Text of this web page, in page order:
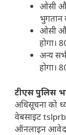
ओसी
भुगतान
ओसी
होगा।
अन्य
होगा।
टीएस पुलिस
अधिसूचना को
वेबसाइट
ऑनलाइन